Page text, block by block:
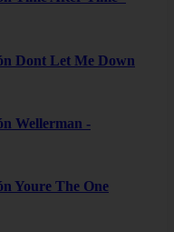
Dont Let Me Down
Wellerman -
Youre The One